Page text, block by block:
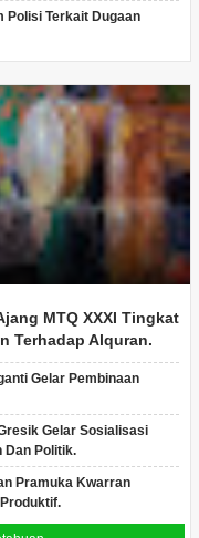
Polisi Terkait Dugaan
MTQ XXXI Tingkat
Terhadap Alquran.
Gelar Pembinaan
Gelar Sosialisasi
Dan Politik.
Pramuka Kwarran